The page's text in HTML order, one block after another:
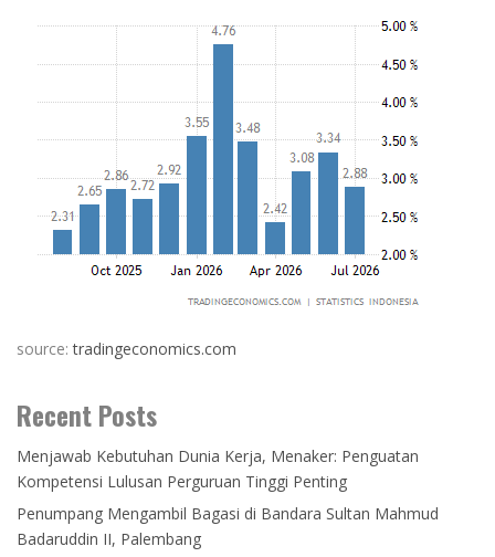
source:tradingeconomics.com
Recent Posts
Menjawab Kebutuhan Dunia Kerja, Menaker: Penguatan
Kompetensi Lulusan Perguruan Tinggi Penting
Penumpang Mengambil Bagasi di Bandara Sultan Mahmud
Badaruddin II, Palembang